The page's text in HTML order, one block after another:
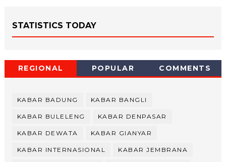
STATISTICS TODAY
REGIONAL POPULAR COMMENTS
KABAR BADUNG KABAR BANGLI
KABAR BULELENG KABAR DENPASAR
KABAR DEWATA KABAR GIANYAR
KABAR INTERNASIONAL KABAR JEMBRANA